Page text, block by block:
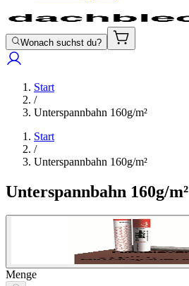
Wonach suchst du?
Start
/
Unterspannbahn 160g/m²
Start
/
Unterspannbahn 160g/m²
Unterspannbahn 160g/m²
Menge